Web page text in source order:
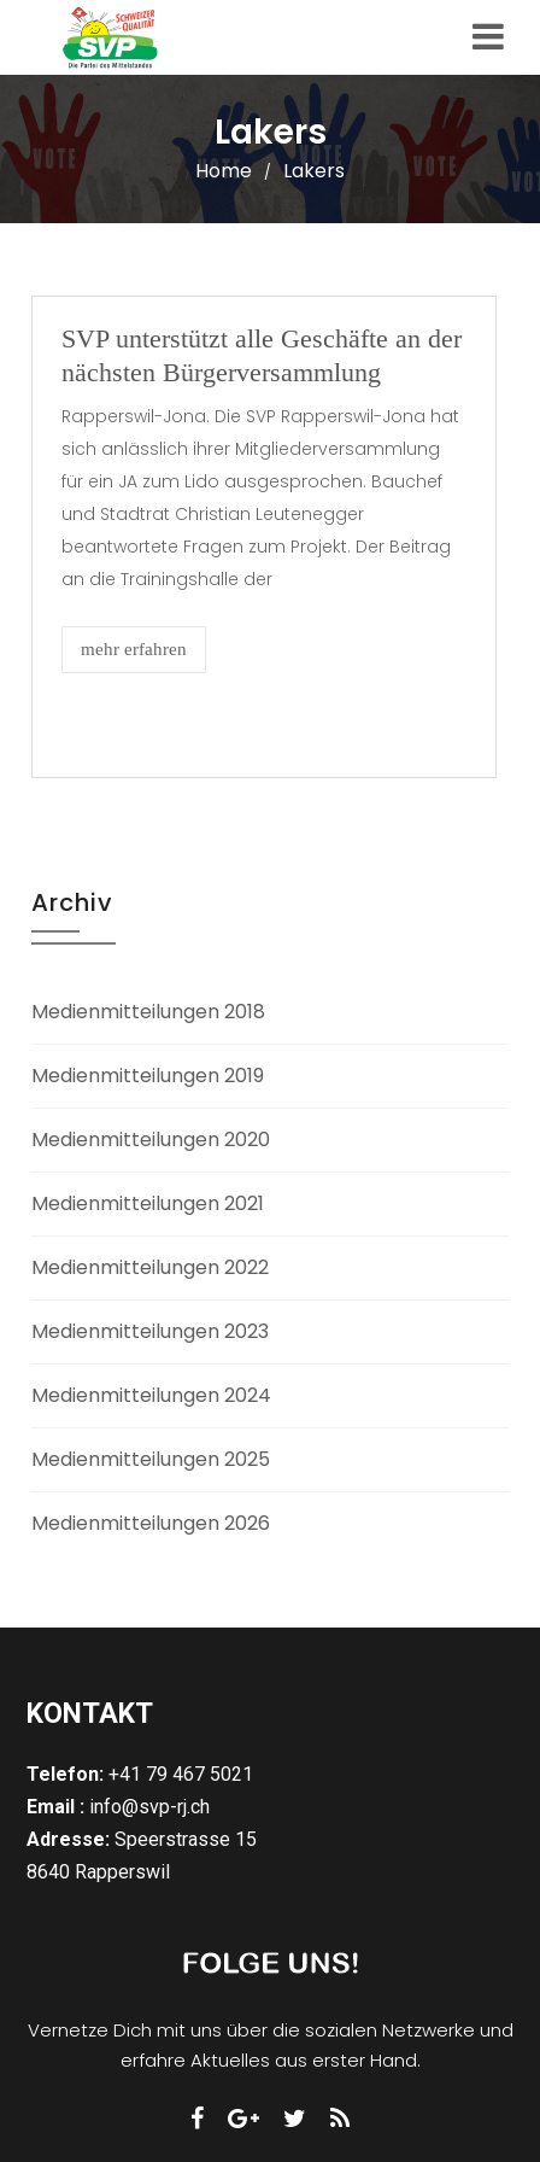
Lakers
Home / Lakers
SVP unterstützt alle Geschäfte an der
nächsten Bürgerversammlung
Rapperswil-Jona. Die SVP Rapperswil-Jona hat
sich anlässlich ihrer Mitgliederversammlung
für ein JA zum Lido ausgesprochen. Bauchef
und Stadtrat Christian Leutenegger
beantwortete Fragen zum Projekt. Der Beitrag
an die Trainingshalle der
mehr erfahren
Archiv
Medienmitteilungen 2018
Medienmitteilungen 2019
Medienmitteilungen 2020
Medienmitteilungen 2021
Medienmitteilungen 2022
Medienmitteilungen 2023
Medienmitteilungen 2024
Medienmitteilungen 2025
Medienmitteilungen 2026
KONTAKT
Telefon: +41 79 467 5021
Email : info@svp-rj.ch
Adresse: Speerstrasse 15
8640 Rapperswil
Vernetze Dich mit uns über die sozialen Netzwerke und
erfahre Aktuelles aus erster Hand.